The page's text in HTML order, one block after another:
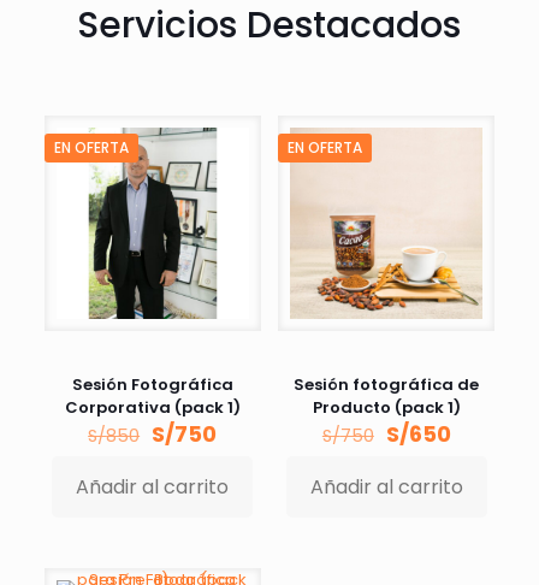
Servicios Destacados
EN OFERTA
Sesión Fotográfica
Corporativa (pack 1)
S/850 El
original
era:
S/750
actual
es:
Añadir al carrito
EN OFERTA
Sesión fotográfica de
Producto (pack 1)
S/750 El
original
era:
S/650El
actual
es:
Añadir al carrito